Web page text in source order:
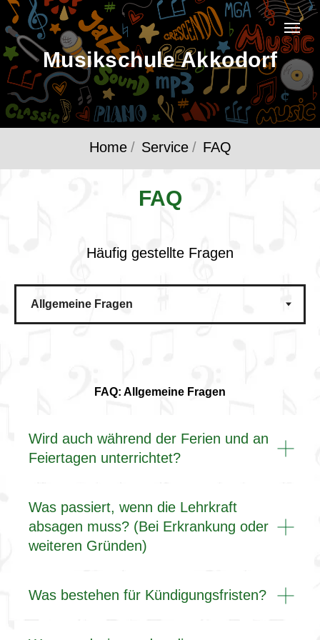
Musikschule Akkodorf
Home / Service / FAQ
FAQ
Häufig gestellte Fragen
FAQ: Allgemeine Fragen
Wird auch während der Ferien und an
Feiertagen unterrichtet?
Was passiert, wenn die Lehrkraft
absagen muss? (Bei Erkrankung oder
weiteren Gründen)
Was bestehen für Kündigungsfristen?